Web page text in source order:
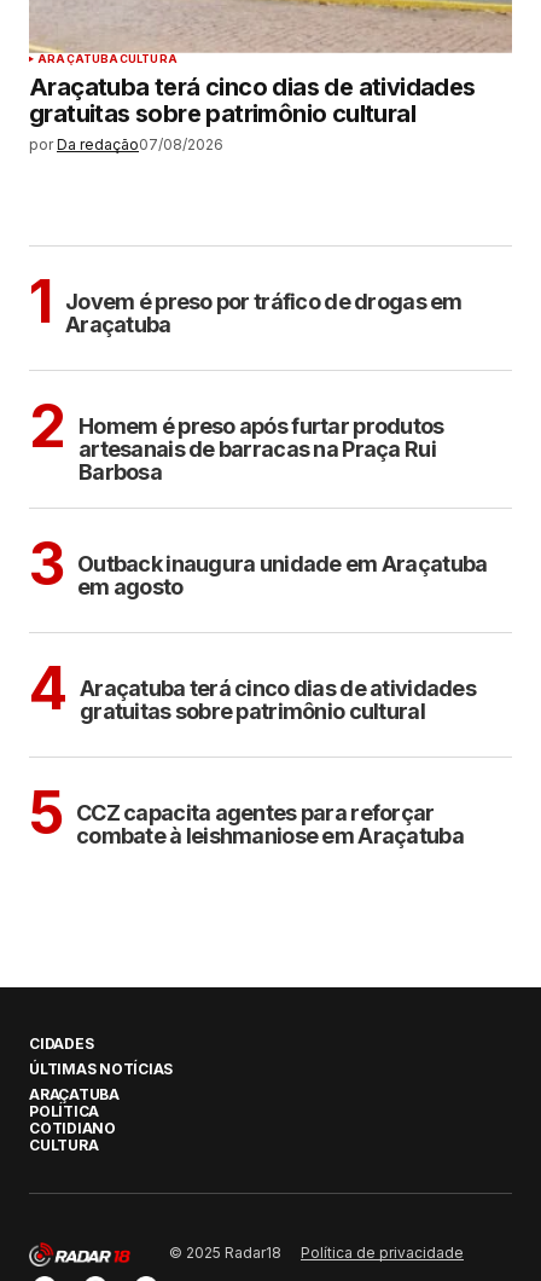
ARAÇATUBACULTURA
Araçatuba terá cinco dias de atividades
gratuitas sobre patrimônio cultural
por Da redação07/08/2026
1
Jovem é preso por tráfico de drogas em
Araçatuba
2
Homem é preso após furtar produtos
artesanais de barracas na Praça Rui
Barbosa
3 Outback inaugura unidade em Araçatuba
em agosto
4 Araçatuba terá cinco dias de atividades
gratuitas sobre patrimônio cultural
5 CCZ capacita agentes para reforçar
combate à leishmaniose em Araçatuba
CIDADES
ÚLTIMAS NOTÍCIAS
ARAÇATUBA
POLÍTICA
COTIDIANO
CULTURA
© 2025 Radar18 Política de privacidade